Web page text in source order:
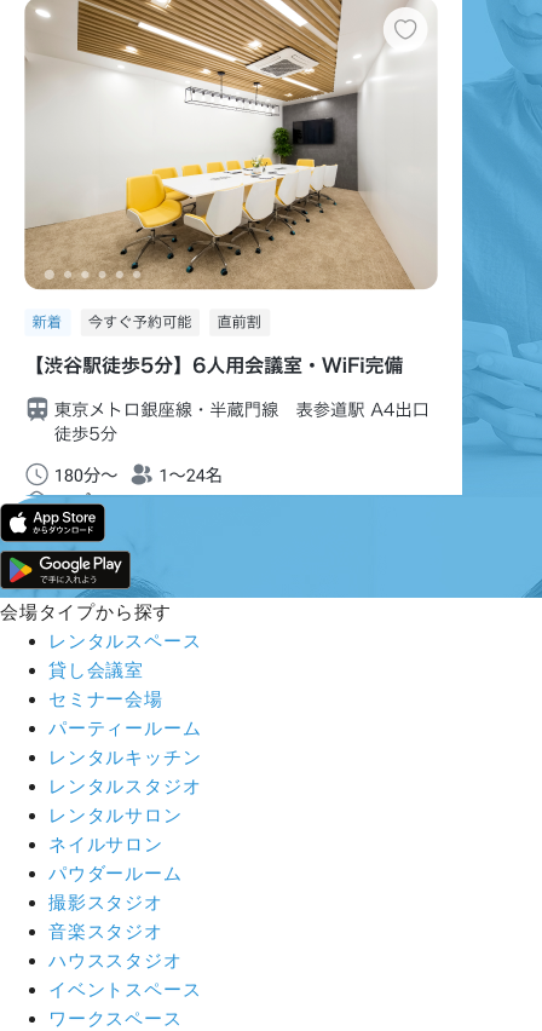
会場タイプから探す
レンタルスペース
貸し会議室
セミナー会場
パーティールーム
レンタルキッチン
レンタルスタジオ
レンタルサロン
ネイルサロン
パウダールーム
撮影スタジオ
音楽スタジオ
ハウススタジオ
イベントスペース
ワークスペース